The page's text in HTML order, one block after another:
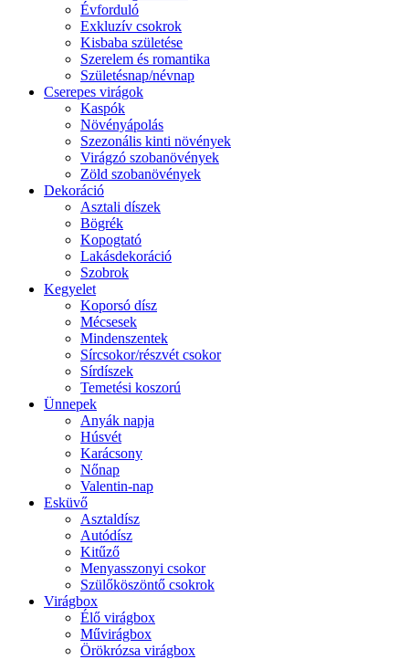
Évforduló
Exkluzív csokrok
Kisbaba születése
Szerelem és romantika
Születésnap/névnap
Cserepes virágok
Kaspók
Növényápolás
Szezonális kinti növények
Virágzó szobanövények
Zöld szobanövények
Dekoráció
Asztali díszek
Bögrék
Kopogtató
Lakásdekoráció
Szobrok
Kegyelet
Koporsó dísz
Mécsesek
Mindenszentek
Sírcsokor/részvét csokor
Sírdíszek
Temetési koszorú
Ünnepek
Anyák napja
Húsvét
Karácsony
Nőnap
Valentin-nap
Esküvő
Asztaldísz
Autódísz
Kitűző
Menyasszonyi csokor
Szülőköszöntő csokrok
Virágbox
Élő virágbox
Művirágbox
Örökrózsa virágbox